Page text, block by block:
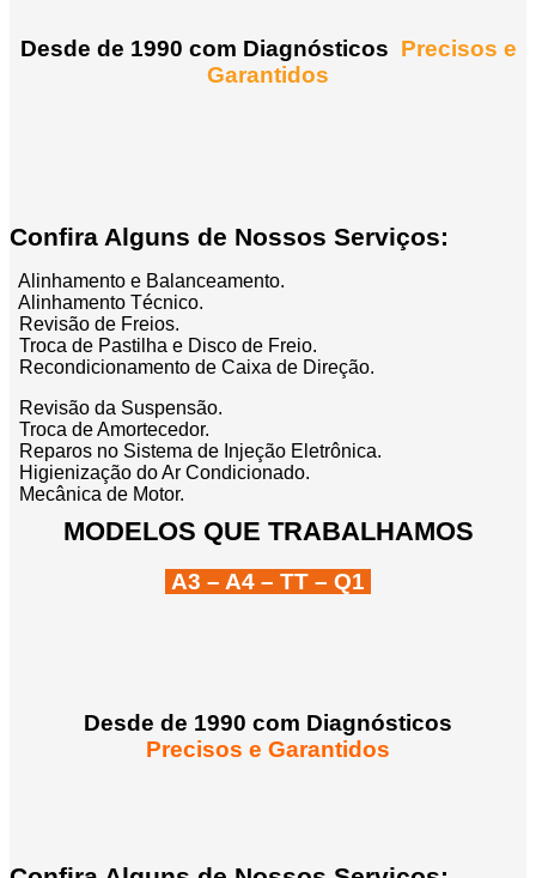
Desde de 1990 com Diagnósticos Precisos e
Garantidos
Confira Alguns de Nossos Serviços:
Alinhamento e Balanceamento.
Alinhamento Técnico.
Revisão de Freios.
Troca de Pastilha e Disco de Freio.
Recondicionamento de Caixa de Direção.
Revisão da Suspensão.
Troca de Amortecedor.
Reparos no Sistema de Injeção Eletrônica.
Higienização do Ar Condicionado.
Mecânica de Motor.
MODELOS QUE TRABALHAMOS
A3 – A4 – TT – Q1
Desde de 1990 com Diagnósticos
Precisos e Garantidos